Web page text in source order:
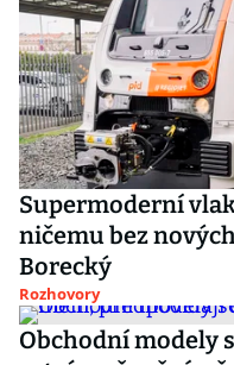
Supermoderní
ničemu bez
Borecký
Rozhovory
Obchodní modely